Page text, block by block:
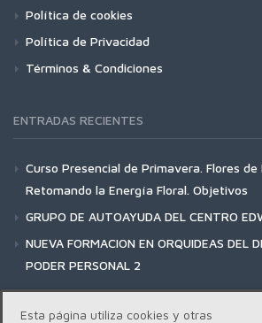
Política de cookies
Política de Privacidad
Términos & Condiciones
ENTRADAS RECIENTES
Curso Presencial de Primavera. Flores de
Retomando la Energía Floral. Objetivos
GRUPO DE AUTOAYUDA DEL CENTRO
NUEVA FORMACION EN ORQUIDEAS DEL
PODER PERSONAL 2
Esta página utiliza cookies y otras